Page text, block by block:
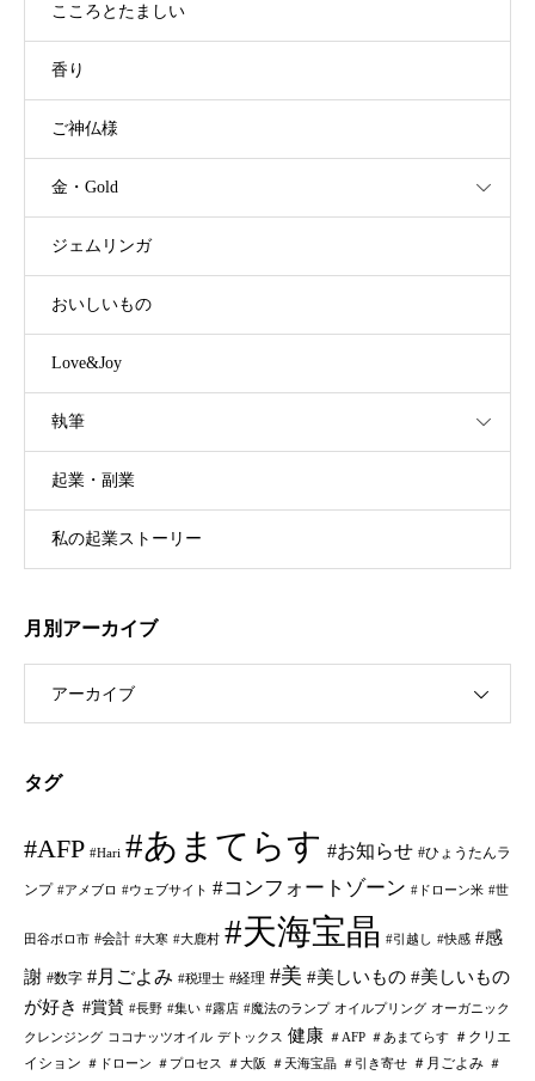
こころとたましい
香り
ご神仏様
金・Gold
ジェムリンガ
おいしいもの
Love&Joy
執筆
起業・副業
私の起業ストーリー
月別アーカイブ
アーカイブ
タグ
#AFP #Hari #あまてらす #お知らせ #ひょうたんラ
ンプ #アメブロ #ウェブサイト #コンフォートゾーン #ドローン米 #世
田谷ボロ市 #会計 #大寒 #大鹿村 #天海宝晶 #引越し #快感 #感
謝 #数字 #月ごよみ #税理士 #経理 #美 #美しいもの #美しいもの
が好き #賞賛 #長野 #集い #露店 #魔法のランプ オイルプリング オーガニック
クレンジング ココナッツオイル デトックス 健康 ＃AFP ＃あまてらす
＃クリエ
イション
＃ドローン ＃プロセス ＃大阪 ＃天海宝晶 ＃引き寄せ ＃月ごよみ ＃